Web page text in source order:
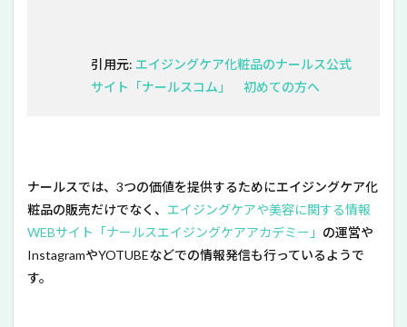
引用元: エイジングケア化粧品のナールス公式
サイト「ナールスコム」 初めての方へ
ナールスでは、3つの価値を提供するためにエイジングケア化
粧品の販売だけでなく、 エイジングケアや美容に関する情報
WEBサイト「ナールスエイジングケアアカデミー」 の運営や
InstagramやYOTUBEなどでの情報発信も行っているようで
す。